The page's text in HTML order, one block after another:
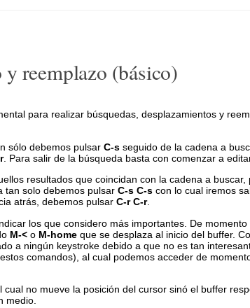
reemplazo (básico)
para realizar búsquedas, desplazamientos y
sólo debemos pulsar C-s seguido de la cadena a
. Para salir de la búsqueda basta con comenzar a
resultados que coincidan con la cadena a
tan solo debemos pulsar C-s C-s con lo cual iremos
atrás, debemos pulsar C-r C-r.
los que considero más importantes. De
M-< o M-home que se desplaza al inicio del buffer.
a ningún keystroke debido a que no es tan
comandos), al cual podemos acceder de
no mueve la posición del cursor sinó el buffer
medio.